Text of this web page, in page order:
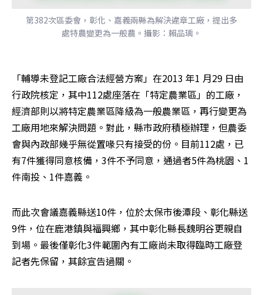
第382次區委會，彰化、嘉義兩縣為解決違章工廠，提出多
處特農變更為一般農。攝影：賴品瑀。
「輔導未登記工廠合法經營方案」在2013 年1 月29 日由
行政院核定，其中112處座落在「特定農業區」的工廠，
經濟部則以將特定農業區降級為一般農業區，再行變更為
工廠用地來解決問題。對此，縣市政府積極辦理，但農委
會與內政部幾乎無從置喙只有接受的份。目前112處，已
有7件獲得同意核備，3件不予同意，通過者5件為桃園、1
件南投、1件嘉義。
而此次會議嘉義縣送10件，位於太保市後潭段、彰化縣送
9件，位在鹿港鎮與福興鄉，其中彰化縣長魏明谷更親自
到場。最後僅彰化3件範圍內有工廠尚未取得臨時工廠登
記者先保留，其餘宣告過關。